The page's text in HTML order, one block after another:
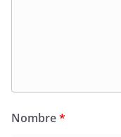
Nombre*